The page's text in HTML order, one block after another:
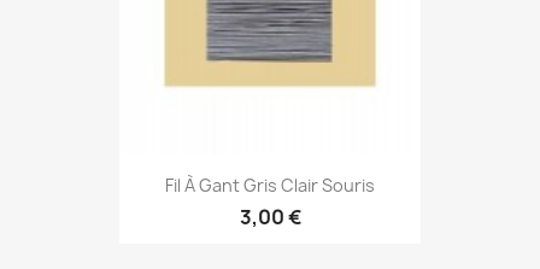
Fil À Gant Gris Clair Souris
3,00 €